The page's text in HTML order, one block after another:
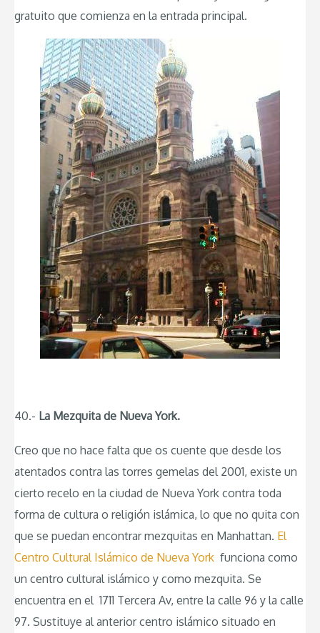
gratuito que comienza en la entrada principal.
40.- La Mezquita de Nueva York.
Creo que no hace falta que os cuente que desde los
atentados contra las torres gemelas del 2001, existe un
cierto recelo en la ciudad de Nueva York contra toda
forma de cultura o religión islámica, lo que no quita con
que se puedan encontrar mezquitas en Manhattan. El
Centro Cultural Islámico de Nueva York funciona como
un centro cultural islámico y como mezquita. Se
encuentra en el 1711 Tercera Av, entre la calle 96 y la calle
97. Sustituye al anterior centro islámico situado en